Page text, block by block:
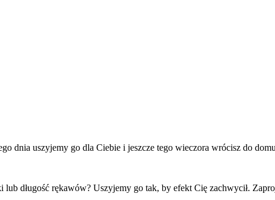
dnia uszyjemy go dla Ciebie i jeszcze tego wieczora wrócisz do
długość rękawów? Uszyjemy go tak, by efekt Cię zachwycił.